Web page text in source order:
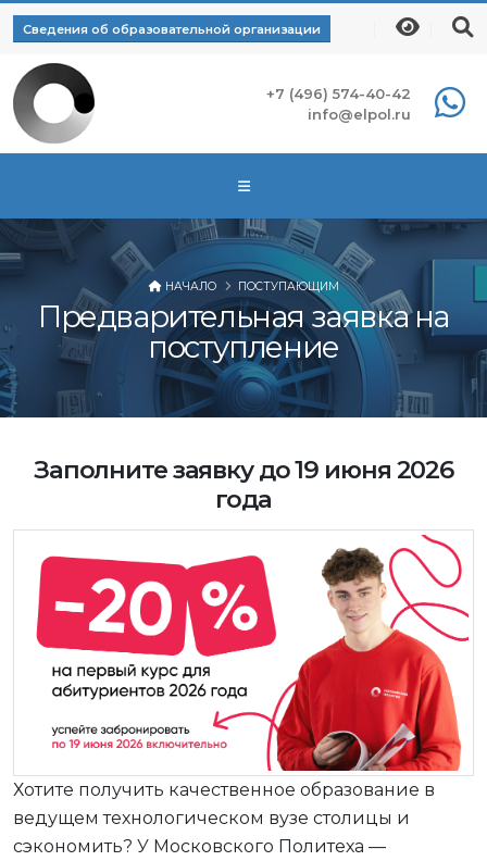
Сведения об образовательной организации
+7 (496) 574-40-42
info@elpol.ru
Предварительная заявка на
поступление
НАЧАЛО ПОСТУПАЮЩИМ
Заполните заявку до 19 июня 2026
года
Хотите получить качественное образование в
ведущем технологическом вузе столицы и
сэкономить? У Московского Политеха —